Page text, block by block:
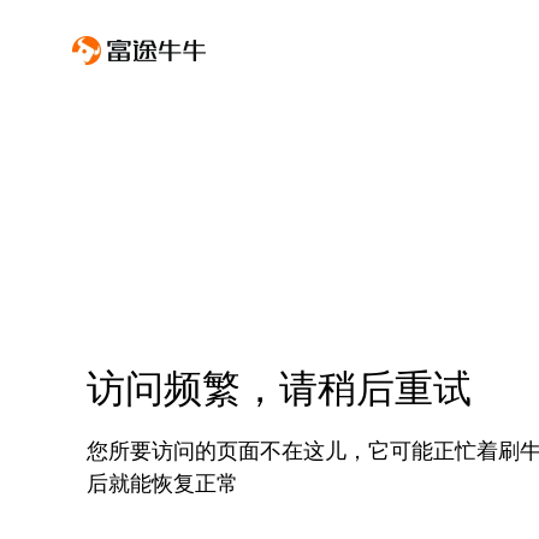
访问频繁，请稍后重试
您所要访问的页面不在这儿，它可能正忙着刷
后就能恢复正常